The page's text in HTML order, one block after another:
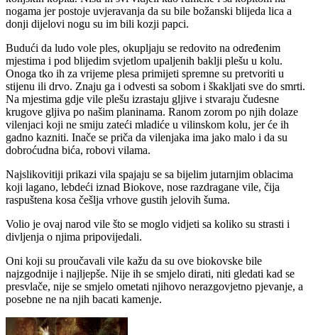
nogama jer postoje uvjeravanja da su bile božanski blijeda lica a
donji dijelovi nogu su im bili kozji papci.
Budući da ludo vole ples, okupljaju se redovito na određenim
mjestima i pod blijedim svjetlom upaljenih baklji plešu u kolu.
Onoga tko ih za vrijeme plesa primijeti spremne su pretvoriti u
stijenu ili drvo. Znaju ga i odvesti sa sobom i škakljati sve do smrti.
Na mjestima gdje vile plešu izrastaju gljive i stvaraju čudesne
krugove gljiva po našim planinama. Ranom zorom po njih dolaze
vilenjaci koji ne smiju zateći mladiće u vilinskom kolu, jer će ih
gadno kazniti. Inače se priča da vilenjaka ima jako malo i da su
dobroćudna bića, robovi vilama.
Najslikovitiji prikazi vila spajaju se sa bijelim jutarnjim oblacima
koji lagano, lebdeći iznad Biokove, nose razdragane vile, čija
raspuštena kosa češlja vrhove gustih jelovih šuma.
Volio je ovaj narod vile što se moglo vidjeti sa koliko su strasti i
divljenja o njima pripovijedali.
Oni koji su proučavali vile kažu da su ove biokovske bile
najzgodnije i najljepše. Nije ih se smjelo dirati, niti gledati kad se
presvlače, nije se smjelo ometati njihovo nerazgovjetno pjevanje, a
posebne ne na njih bacati kamenje.